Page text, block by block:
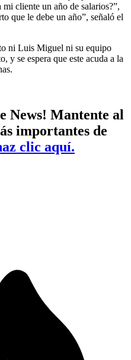
cliente un año de salarios?”,
que le debe un año”, señaló el
ni Luis Miguel ni su equipo
y se espera que este acuda a la
News! Mantente al
importantes de
clic aquí.